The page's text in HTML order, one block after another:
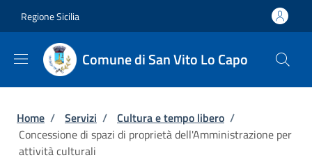
Regione Sicilia
Comune di San Vito Lo Capo
Briciole di pane
Home / Servizi / Cultura e tempo libero /
Concessione di spazi di proprietà dell'Amministrazione per
attività culturali